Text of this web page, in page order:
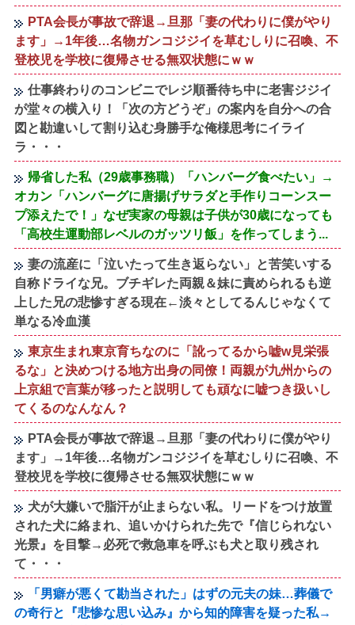
PTA会長が事故で辞退→旦那「妻の代わりに僕がやり
ます」→1年後…名物ガンコジジイを草むしりに召喚、不
登校児を学校に復帰させる無双状態にｗｗ
仕事終わりのコンビニでレジ順番待ち中に老害ジジイ
が堂々の横入り！「次の方どうぞ」の案内を自分への合
図と勘違いして割り込む身勝手な俺様思考にイライ
ラ・・・
帰省した私（29歳事務職）「ハンバーグ食べたい」→
オカン「ハンバーグに唐揚げサラダと手作りコーンスー
プ添えたで！」なぜ実家の母親は子供が30歳になっても
「高校生運動部レベルのガッツリ飯」を作ってしまう...
妻の流産に「泣いたって生き返らない」と苦笑いする
自称ドライな兄。ブチギレた両親＆妹に責められるも逆
上した兄の悲惨すぎる現在←淡々としてるんじゃなくて
単なる冷血漢
東京生まれ東京育ちなのに「訛ってるから嘘w見栄張
るな」と決めつける地方出身の同僚！両親が九州からの
上京組で言葉が移ったと説明しても頑なに嘘つき扱いし
てくるのなんなん？
PTA会長が事故で辞退→旦那「妻の代わりに僕がやり
ます」→1年後…名物ガンコジジイを草むしりに召喚、不
登校児を学校に復帰させる無双状態にｗｗ
犬が大嫌いで脂汗が止まらない私。リードをつけ放置
された犬に絡まれ、追いかけられた先で『信じられない
光景』を目撃→必死で救急車を呼ぶも犬と取り残され
て・・・
「男癖が悪くて勘当された」はずの元夫の妹…葬儀で
の奇行と『悲惨な思い込み』から知的障害を疑った私→